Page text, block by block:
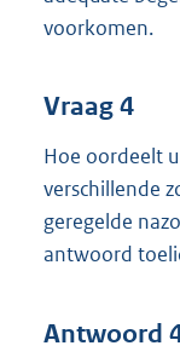
voorkomen.
Vraag 4
Hoe oordeelt
verschillende
geregelde
antwoord
Antwoord